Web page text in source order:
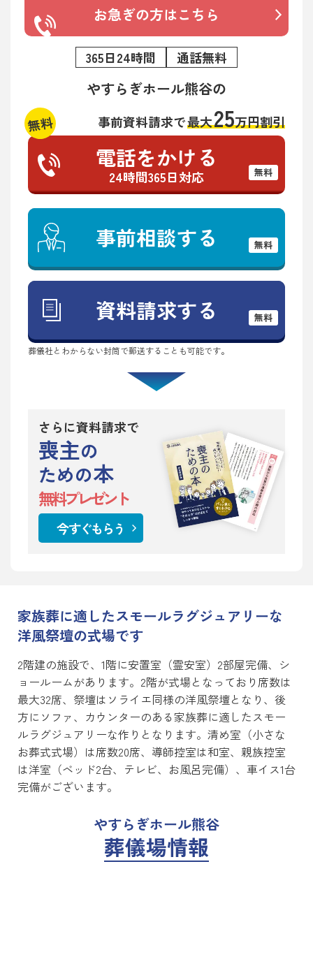
お急ぎの方はこちら
365日24時間 通話無料
やすらぎホール熊谷の
無料 事前資料請求で最大25万円割引
電話をかける
24時間365日対応 無料
事前相談する 無料
資料請求する 無料
葬儀社とわからない封筒で郵送することも可能です。
さらに資料請求で
喪主の
ための本
無料プレゼント
今すぐもらう
家族葬に適したスモールラグジュアリーな
洋風祭壇の式場です
2階建の施設で、1階に安置室（霊安室）2部屋完備、シ
ョールームがあります。2階が式場となっており席数は
最大32席、祭壇はソライエ同様の洋風祭壇となり、後
方にソファ、カウンターのある家族葬に適したスモー
ルラグジュアリーな作りとなります。清め室（小さな
お葬式式場）は席数20席、導師控室は和室、親族控室
は洋室（ベッド2台、テレビ、お風呂完備）、車イス1台
完備がございます。
やすらぎホール熊谷
葬儀場情報